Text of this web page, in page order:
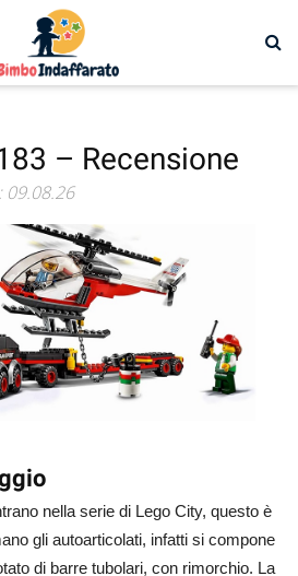
– Recensione
09.08.26
nella serie di Lego City, questo è
gli autoarticolati, infatti si compone
di barre tubolari, con rimorchio. La